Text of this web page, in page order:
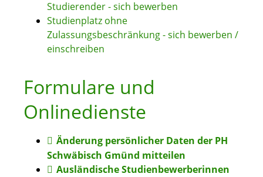
Studierender - sich bewerben
Studienplatz ohne
Zulassungsbeschränkung - sich bewerben /
einschreiben
Formulare und
Onlinedienste
Änderung persönlicher Daten der PH
Schwäbisch Gmünd mitteilen
Ausländische Studienbewerberinnen